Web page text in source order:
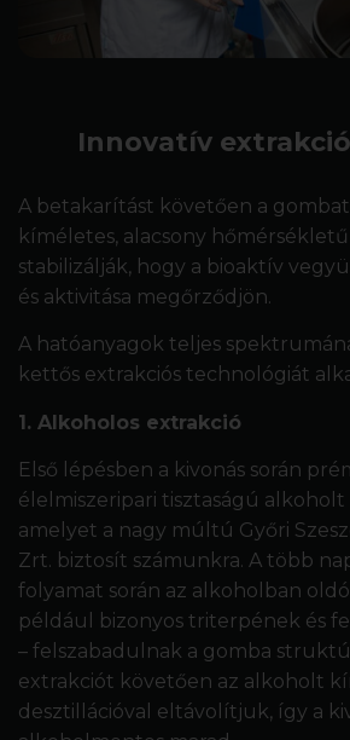
Innovatív
A betakarítást követően a
kíméletes, alacsony hőmérsékletű
stabilizálják, hogy a bioaktív
és aktivitása megőrződjön.
A hatóanyagok teljes
kettős extrakciós technológiát
1. Alkoholos extrakció
Első lépésben a kivonás során
élelmiszeripari tisztaságú
amelyet a nagy múltú Győri
Zrt. biztosít számunkra. A több
folyamat során az alkoholban
például bizonyos triterpének és
– felszabadulnak a gomba
extrakciót követően az alkoholt
desztillációval eltávolítjuk, így a